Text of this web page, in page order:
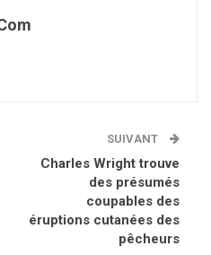
SUIVANT
Charles Wright trouve
des présumés
coupables des
éruptions cutanées des
pêcheurs